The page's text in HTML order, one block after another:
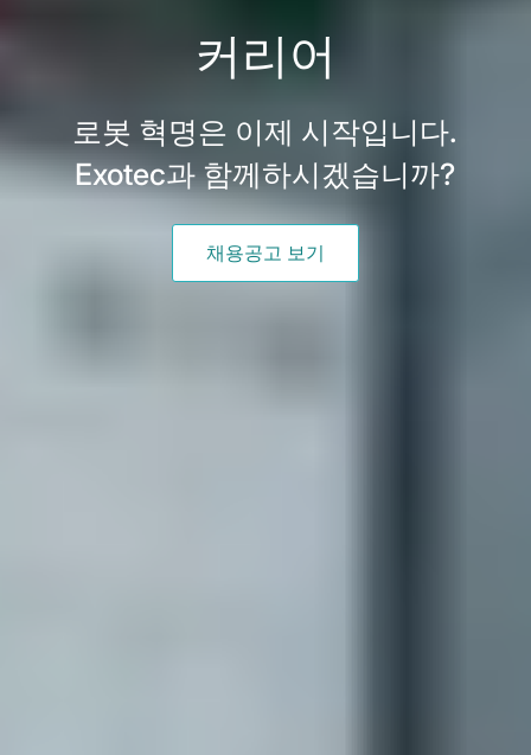
커리어
로봇 혁명은 이제 시작입니다.
Exotec과 함께하시겠습니까?
채용공고 보기